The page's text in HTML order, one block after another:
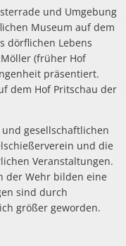
und Umgebung
Museum auf dem
dörflichen Lebens
(früher Hof
präsentiert.
dem Hof Pritschau der
gesellschaftlichen
und die
Veranstaltungen.
der Wehr bilden eine
sind durch
größer geworden.